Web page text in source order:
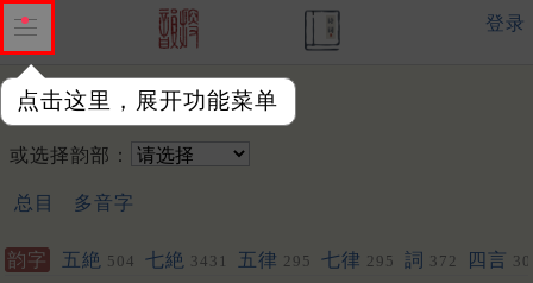
点击这里，展开功能菜单
登录
韵字：
或选择韵部：
总目 多音字
韵字 五絶 504 七絶 3431 五律 295 七律 295 詞 372 四言 30